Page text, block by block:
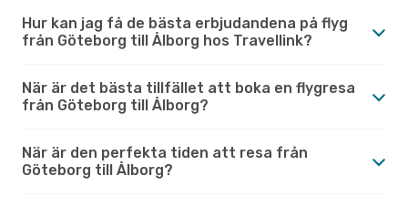
Hur kan jag få de bästa erbjudandena på flyg
från Göteborg till Ålborg hos Travellink?
När är det bästa tillfället att boka en flygresa
från Göteborg till Ålborg?
När är den perfekta tiden att resa från
Göteborg till Ålborg?